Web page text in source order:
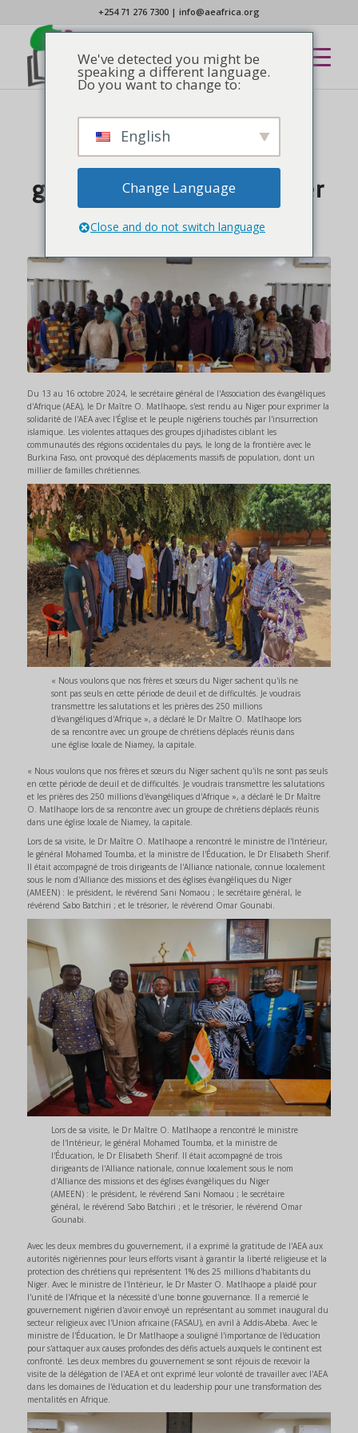
+254 71 276 7300| info@aeafrica.org
EN VEDETTE
Visite du secrétaire
général de l'AEA au Niger
Du 13 au 16 octobre 2024, le secrétaire général de l'Association des évangéliques
d'Afrique (AEA), le Dr Maître O. Matlhaope, s'est rendu au Niger pour exprimer la
solidarité de l'AEA avec l'Église et le peuple nigériens touchés par l'insurrection
islamique. Les violentes attaques des groupes djihadistes ciblant les
communautés des régions occidentales du pays, le long de la frontière avec le
Burkina Faso, ont provoqué des déplacements massifs de population, dont un
millier de familles chrétiennes.
« Nous voulons que nos frères et sœurs du Niger sachent qu'ils ne
sont pas seuls en cette période de deuil et de difficultés. Je voudrais
transmettre les salutations et les prières des 250 millions
d'évangéliques d'Afrique », a déclaré le Dr Maître O. Matlhaope lors
de sa rencontre avec un groupe de chrétiens déplacés réunis dans
une église locale de Niamey, la capitale.
« Nous voulons que nos frères et sœurs du Niger sachent qu'ils ne sont pas seuls
en cette période de deuil et de difficultés. Je voudrais transmettre les salutations
et les prières des 250 millions d'évangéliques d'Afrique », a déclaré le Dr Maître
O. Matlhaope lors de sa rencontre avec un groupe de chrétiens déplacés réunis
dans une église locale de Niamey, la capitale.
Lors de sa visite, le Dr Maître O. Matlhaope a rencontré le ministre de l'Intérieur,
le général Mohamed Toumba, et la ministre de l'Éducation, le Dr Elisabeth Sherif.
Il était accompagné de trois dirigeants de l'Alliance nationale, connue localement
sous le nom d'Alliance des missions et des églises évangéliques du Niger
(AMEEN) : le président, le révérend Sani Nomaou ; le secrétaire général, le
révérend Sabo Batchiri ; et le trésorier, le révérend Omar Gounabi.
Lors de sa visite, le Dr Maître O. Matlhaope a rencontré le ministre
de l'Intérieur, le général Mohamed Toumba, et la ministre de
l'Éducation, le Dr Elisabeth Sherif. Il était accompagné de trois
dirigeants de l'Alliance nationale, connue localement sous le nom
d'Alliance des missions et des églises évangéliques du Niger
(AMEEN) : le président, le révérend Sani Nomaou ; le secrétaire
général, le révérend Sabo Batchiri ; et le trésorier, le révérend Omar
Gounabi.
Avec les deux membres du gouvernement, il a exprimé la gratitude de l'AEA aux
autorités nigériennes pour leurs efforts visant à garantir la liberté religieuse et la
protection des chrétiens qui représentent 1% des 25 millions d'habitants du
Niger. Avec le ministre de l'Intérieur, le Dr Master O. Matlhaope a plaidé pour
l'unité de l'Afrique et la nécessité d'une bonne gouvernance. Il a remercié le
gouvernement nigérien d'avoir envoyé un représentant au sommet inaugural du
secteur religieux avec l'Union africaine (FASAU), en avril à Addis-Abeba. Avec le
ministre de l'Éducation, le Dr Matlhaope a souligné l'importance de l'éducation
pour s'attaquer aux causes profondes des défis actuels auxquels le continent est
confronté. Les deux membres du gouvernement se sont réjouis de recevoir la
visite de la délégation de l'AEA et ont exprimé leur volonté de travailler avec l'AEA
dans les domaines de l'éducation et du leadership pour une transformation des
mentalités en Afrique.
We've detected you might be
speaking a different language.
Do you want to change to:
English
Change Language
Close and do not switch language